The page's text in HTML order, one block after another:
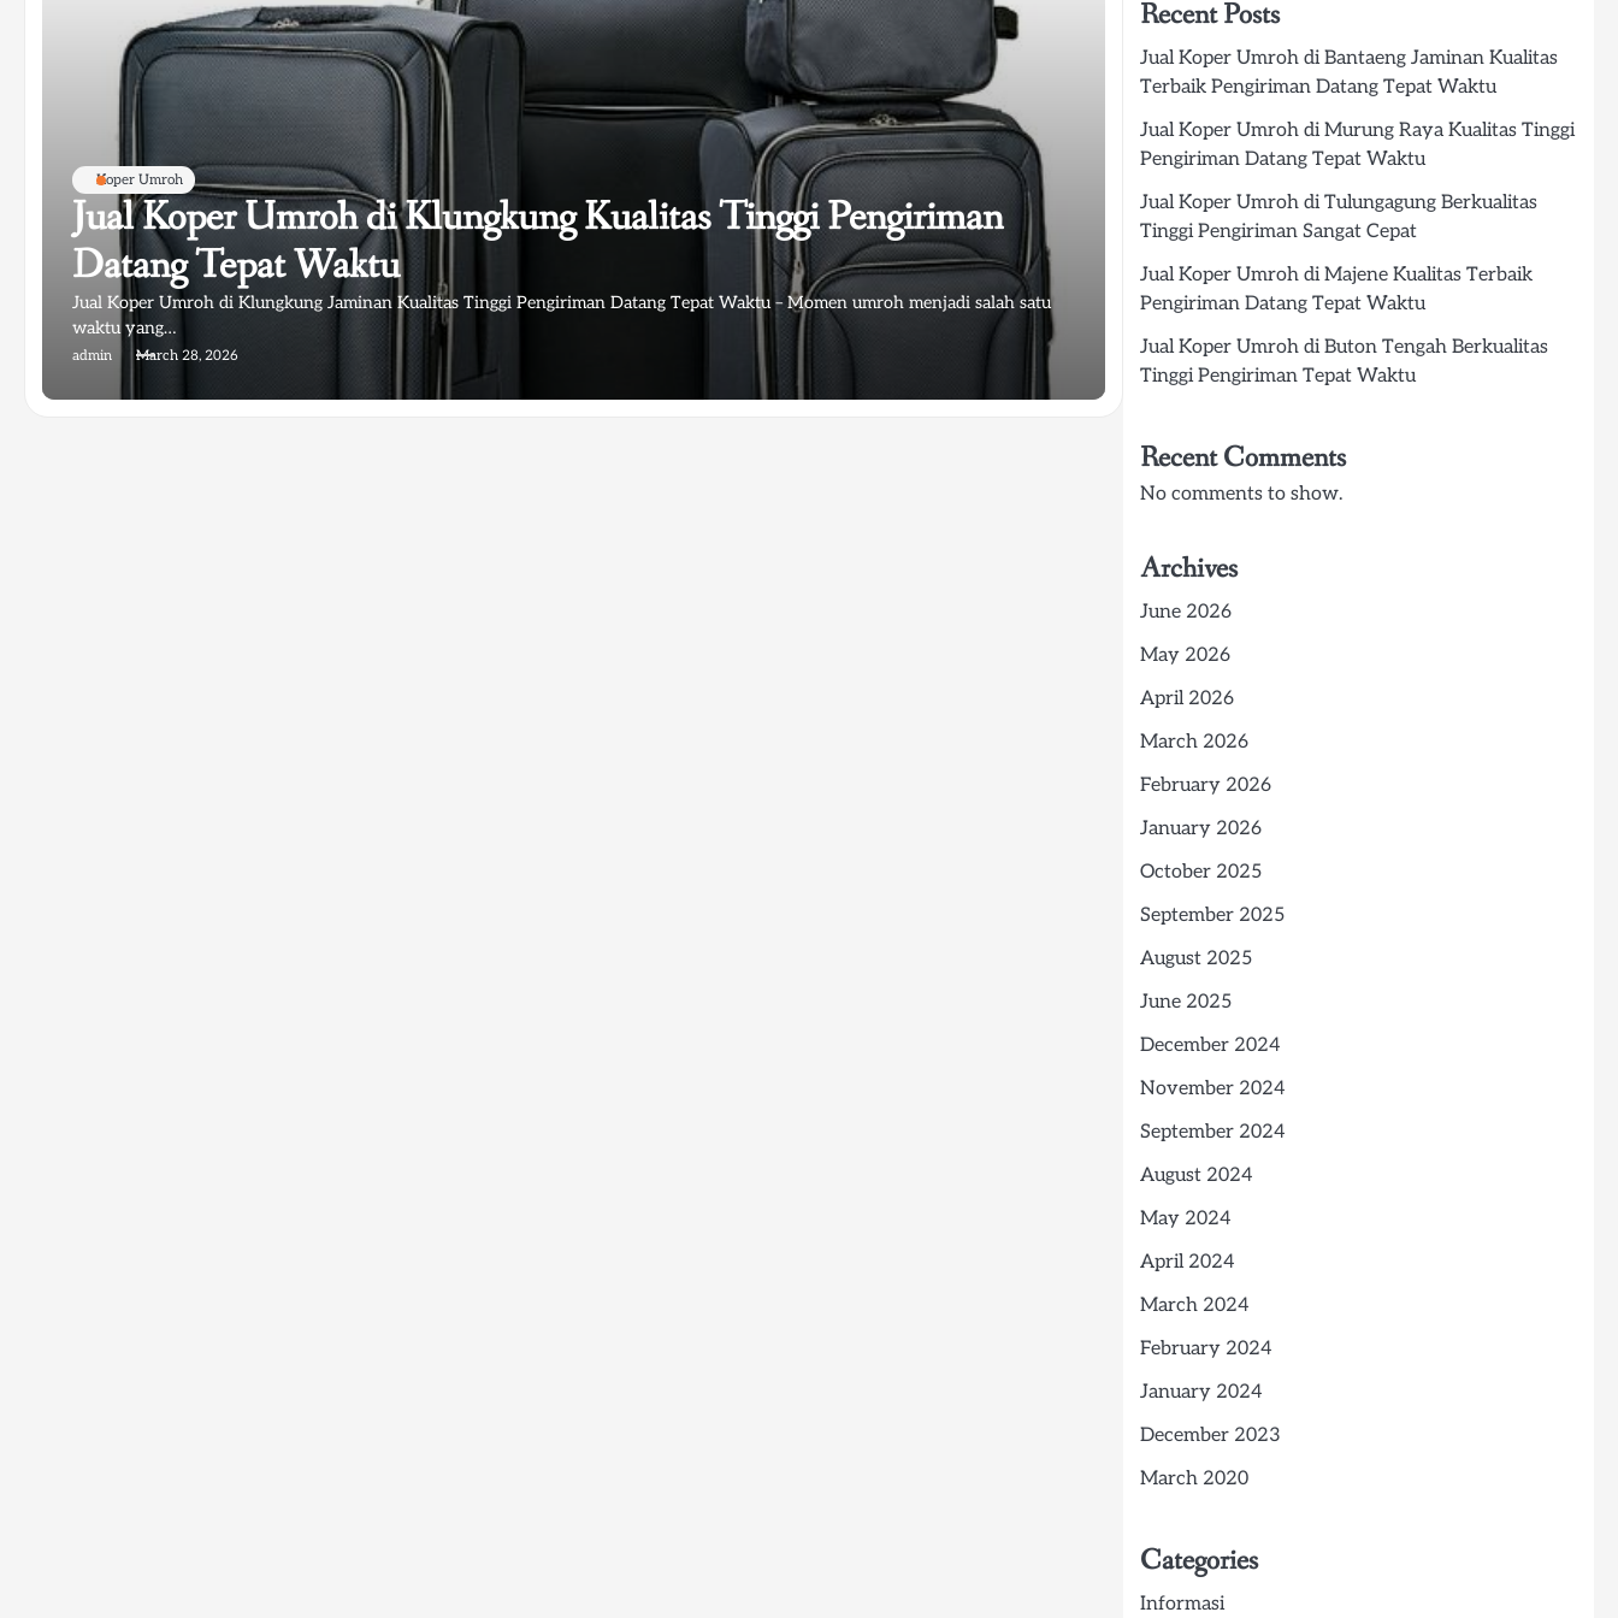
Koper Umroh
Jual Koper Umroh di Klungkung Kualitas Tinggi Pengiriman
Datang Tepat Waktu
Jual Koper Umroh di Klungkung Jaminan Kualitas Tinggi Pengiriman Datang Tepat Waktu – Momen umroh menjadi salah satu
waktu yang…
admin March 28, 2026
Recent Posts
Jual Koper Umroh di Bantaeng Jaminan Kualitas
Terbaik Pengiriman Datang Tepat Waktu
Jual Koper Umroh di Murung Raya Kualitas Tinggi
Pengiriman Datang Tepat Waktu
Jual Koper Umroh di Tulungagung Berkualitas
Tinggi Pengiriman Sangat Cepat
Jual Koper Umroh di Majene Kualitas Terbaik
Pengiriman Datang Tepat Waktu
Jual Koper Umroh di Buton Tengah Berkualitas
Tinggi Pengiriman Tepat Waktu
Recent Comments
No comments to show.
Archives
June 2026
May 2026
April 2026
March 2026
February 2026
January 2026
October 2025
September 2025
August 2025
June 2025
December 2024
November 2024
September 2024
August 2024
May 2024
April 2024
March 2024
February 2024
January 2024
December 2023
March 2020
Categories
Informasi